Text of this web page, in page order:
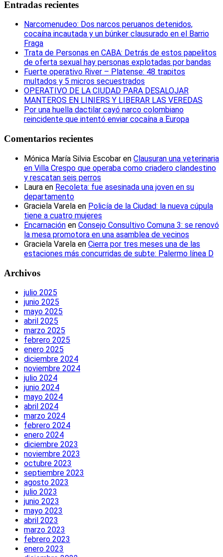
Entradas recientes
Narcomenudeo: Dos narcos peruanos detenidos,
cocaína incautada y un búnker clausurado en el Barrio
Fraga
Trata de Personas en CABA: Detrás de estos papelitos
de oferta sexual hay personas explotadas por bandas
Fuerte operativo River – Platense: 48 trapitos
multados y 5 micros secuestrados
OPERATIVO DE LA CIUDAD PARA DESALOJAR
MANTEROS EN LINIERS Y LIBERAR LAS VEREDAS
Por una huella dactilar cayó narco colombiano
reincidente que intentó enviar cocaína a Europa
Comentarios recientes
Mónica María Silvia Escobar en Clausuran una veterinaria
en Villa Crespo que operaba como criadero clandestino
y rescatan seis perros
Laura en Recoleta: fue asesinada una joven en su
departamento
Graciela Varela en Policía de la Ciudad: la nueva cúpula
tiene a cuatro mujeres
Encarnación en Consejo Consultivo Comuna 3: se renovó
la mesa promotora en una asamblea de vecinos
Graciela Varela en Cierra por tres meses una de las
estaciones más concurridas de subte: Palermo línea D
Archivos
julio 2025
junio 2025
mayo 2025
abril 2025
marzo 2025
febrero 2025
enero 2025
diciembre 2024
noviembre 2024
julio 2024
junio 2024
mayo 2024
abril 2024
marzo 2024
febrero 2024
enero 2024
diciembre 2023
noviembre 2023
octubre 2023
septiembre 2023
agosto 2023
julio 2023
junio 2023
mayo 2023
abril 2023
marzo 2023
febrero 2023
enero 2023